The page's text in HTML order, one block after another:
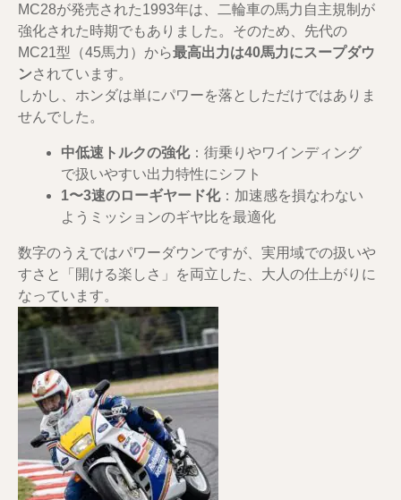
MC28が発売された1993年は、二輪車の馬力自主規制が
強化された時期でもありました。そのため、先代の
MC21型（45馬力）から最高出力は40馬力にスープダウ
ンされています。
しかし、ホンダは単にパワーを落としただけではありま
せんでした。
中低速トルクの強化：街乗りやワインディング
で扱いやすい出力特性にシフト
1〜3速のローギヤード化：加速感を損なわない
ようミッションのギヤ比を最適化
数字のうえではパワーダウンですが、実用域での扱いや
すさと「開ける楽しさ」を両立した、大人の仕上がりに
なっています。